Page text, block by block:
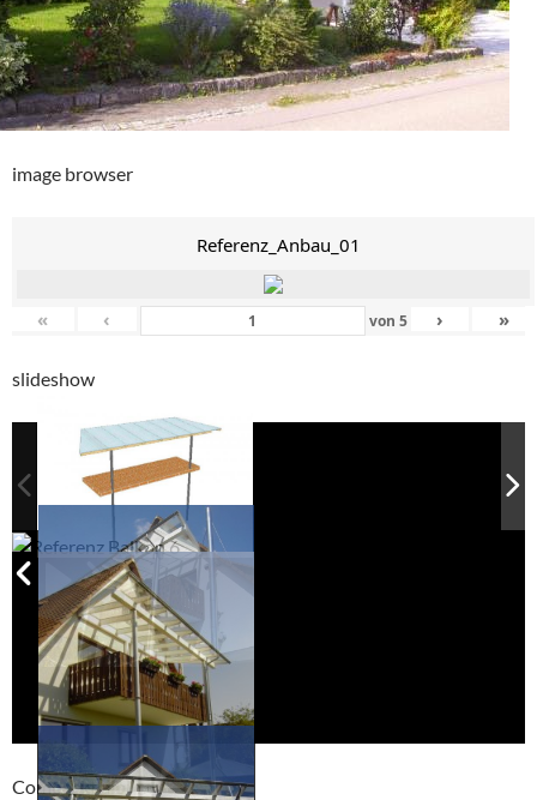
image browser
Referenz_Anbau_01
« ‹ von 5 › »
slideshow
Compackt album